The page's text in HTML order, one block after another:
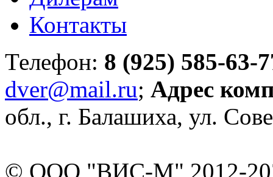
Контакты
Телефон: 8 (925) 585-63-
dver@mail.ru; Адрес
обл., г. Балашиха, ул.
© ООО "ВИС-М" 2012-